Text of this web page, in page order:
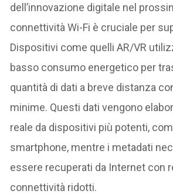
dell’innovazione digitale nel
connettività Wi-Fi è cruciale per
Dispositivi come quelli AR/VR
basso consumo energetico per
quantità di dati a breve distanza
minime. Questi dati vengono
reale da dispositivi più potenti,
smartphone, mentre i metadati
essere recuperati da Internet con
connettività ridotti.